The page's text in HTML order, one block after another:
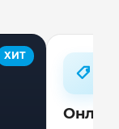
ХИТ